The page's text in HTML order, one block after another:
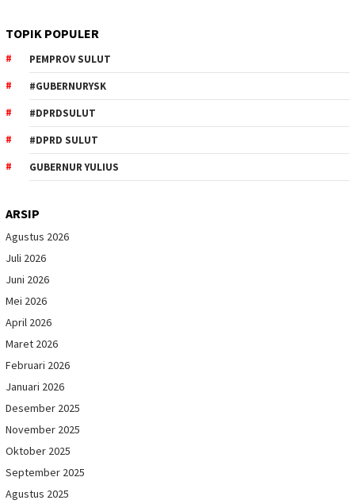
TOPIK POPULER
PEMPROV SULUT
#GUBERNURYSK
#DPRDSULUT
#DPRD SULUT
GUBERNUR YULIUS
ARSIP
Agustus 2026
Juli 2026
Juni 2026
Mei 2026
April 2026
Maret 2026
Februari 2026
Januari 2026
Desember 2025
November 2025
Oktober 2025
September 2025
Agustus 2025